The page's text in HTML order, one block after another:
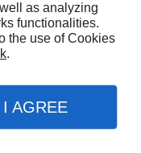
as analyzing
functionalities.
the use of Cookies
.
I AGREE